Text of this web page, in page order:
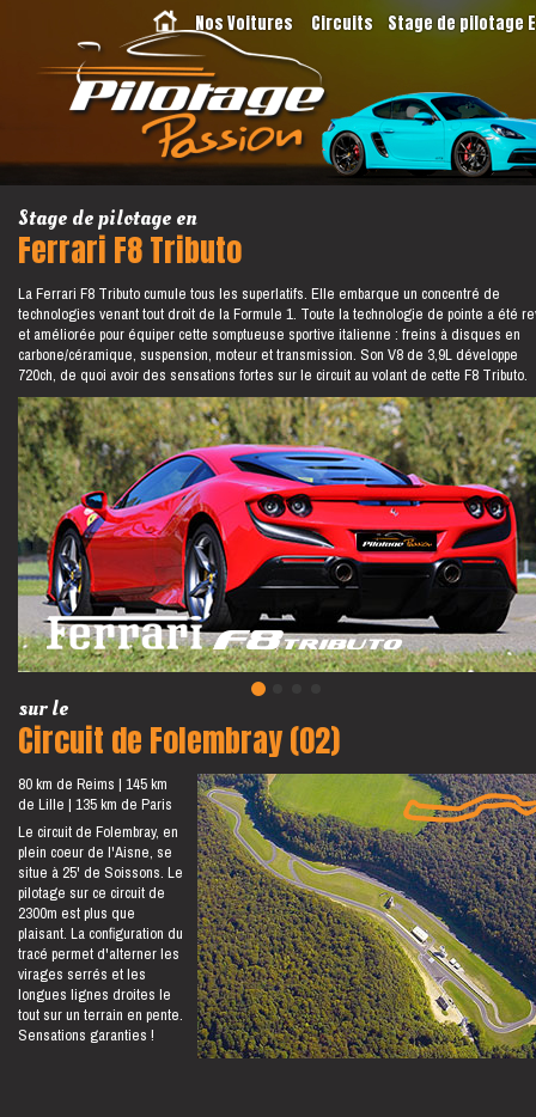
Nos Voitures Circuits Stage de pilotage
Stage de pilotage en
Ferrari F8 Tributo
La Ferrari F8 Tributo cumule tous les superlatifs. Elle embarque un concentré de
technologies venant tout droit de la Formule 1. Toute la technologie de pointe a été
et améliorée pour équiper cette somptueuse sportive italienne : freins à disques en
carbone/céramique, suspension, moteur et transmission. Son V8 de 3,9L développe
720ch, de quoi avoir des sensations fortes sur le circuit au volant de cette F8 Tributo.
sur le
Circuit de Folembray (02)
80 km de Reims 145 km
de Lille 135 km de Paris
Le circuit de Folembray, en
plein coeur de l'Aisne, se
situe à 25' de Soissons. Le
pilotage sur ce circuit de
2300m est plus que
plaisant. La configuration du
tracé permet d'alterner les
virages serrés et les
longues lignes droites le
tout sur un terrain en pente.
Sensations garanties !